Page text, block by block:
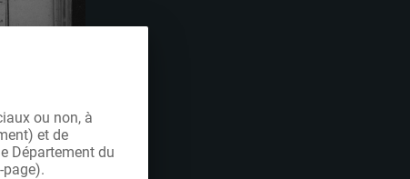
ou non, à
et de
Département du